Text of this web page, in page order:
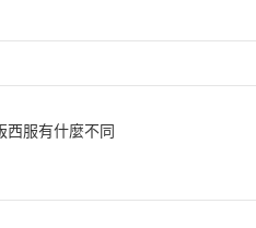
西服有什麼不同